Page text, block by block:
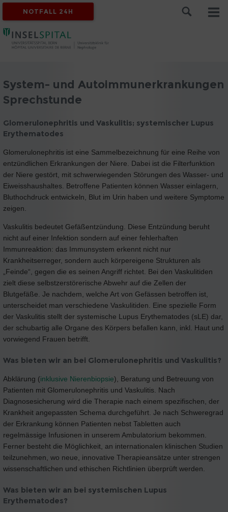
NOTFALL 24H
System- und Autoimmunerkrankungen
Sprechstunde
Glomerulonephritis und Vaskulitis; systemischer Lupus
Erythematodes
Glomerulonephritis ist eine Sammelbezeichnung für eine Reihe von
entzündlichen Erkrankungen der Niere. Dabei ist die Filterfunktion
der Niere gestört, mit schwerwiegenden Störungen des Wasser- und
Eiweisshaushaltes. Betroffene Patienten können Wasser einlagern,
Bluthochdruck entwickeln, Blut im Urin haben und weitere Symptome
zeigen.
Vaskulitis bedeutet Gefäßentzündung. Diese Entzündung beruht
nicht auf einer Infektion sondern auf einer fehlerhaften
Immunreaktion: das Immunsystem erkennt nicht nur
Krankheitserreger, sondern auch körpereigene Strukturen als
„Feinde“, gegen die es seinen Angriff richtet. Bei den Vaskulitiden
zielt diese selbstzerstörerische Abwehr auf die Zellen der
Blutgefäße. Je nachdem, welche Art von Gefässen betroffen ist,
unterscheidet man verschiedene Vaskulitiden. Eine spezielle Form
der Vaskulitis stellt der systemische Lupus Erythematodes (sLE) dar,
der schubartig alle Organe des Körpers befallen kann, inkl. Haut und
vorwiegend Frauen betrifft.
Was bieten wir an bei Glomerulonephritis und Vaskulitis?
Abklärung (inklusive Nierenbiopsie), Beratung und Betreuung von
Patienten mit Glomerulonephritis und Vaskulitis. Nach
Diagnosesicherung wird die Therapie nach einem spezifischen, der
Krankheit angepassten Schema durchgeführt. Je nach Schweregrad
der Erkrankung können Patienten nebst Tabletten auch
regelmässige Infusionen in unserem Ambulatorium bekommen.
Ferner besteht die Möglichkeit, an internationalen klinischen Studien
teilzunehmen, wo neue, innovative Therapieansätze unter strengen
wissenschaftlichen und ethischen Richtlinien überprüft werden.
Was bieten wir an bei systemischen Lupus
Erythematodes?